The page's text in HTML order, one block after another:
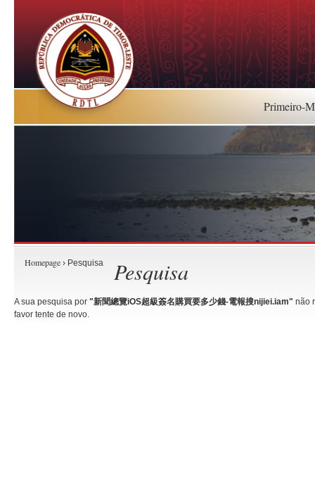
Primeiro-
Homepage › Pesquisa Pesquisa
A sua pesquisa por "新聞總覽iOS超級簽名購買要多少錢-電報搜nijiei.iam" não
favor tente de novo.